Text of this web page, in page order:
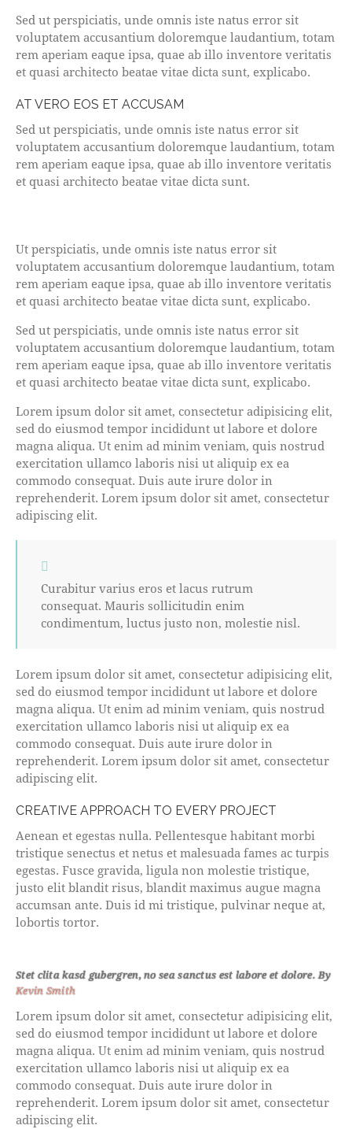
Sed ut perspiciatis, unde omnis iste natus error sit
voluptatem accusantium doloremque laudantium, totam
rem aperiam eaque ipsa, quae ab illo inventore veritatis
et quasi architecto beatae vitae dicta sunt, explicabo.
AT VERO EOS ET ACCUSAM
Sed ut perspiciatis, unde omnis iste natus error sit
voluptatem accusantium doloremque laudantium, totam
rem aperiam eaque ipsa, quae ab illo inventore veritatis
et quasi architecto beatae vitae dicta sunt.
Ut perspiciatis, unde omnis iste natus error sit
voluptatem accusantium doloremque laudantium, totam
rem aperiam eaque ipsa, quae ab illo inventore veritatis
et quasi architecto beatae vitae dicta sunt, explicabo.
Sed ut perspiciatis, unde omnis iste natus error sit
voluptatem accusantium doloremque laudantium, totam
rem aperiam eaque ipsa, quae ab illo inventore veritatis
et quasi architecto beatae vitae dicta sunt, explicabo.
Lorem ipsum dolor sit amet, consectetur adipisicing elit,
sed do eiusmod tempor incididunt ut labore et dolore
magna aliqua. Ut enim ad minim veniam, quis nostrud
exercitation ullamco laboris nisi ut aliquip ex ea
commodo consequat. Duis aute irure dolor in
reprehenderit. Lorem ipsum dolor sit amet, consectetur
adipiscing elit.
Curabitur varius eros et lacus rutrum
consequat. Mauris sollicitudin enim
condimentum, luctus justo non, molestie nisl.
Lorem ipsum dolor sit amet, consectetur adipisicing elit,
sed do eiusmod tempor incididunt ut labore et dolore
magna aliqua. Ut enim ad minim veniam, quis nostrud
exercitation ullamco laboris nisi ut aliquip ex ea
commodo consequat. Duis aute irure dolor in
reprehenderit. Lorem ipsum dolor sit amet, consectetur
adipiscing elit.
CREATIVE APPROACH TO EVERY PROJECT
Aenean et egestas nulla. Pellentesque habitant morbi
tristique senectus et netus et malesuada fames ac turpis
egestas. Fusce gravida, ligula non molestie tristique,
justo elit blandit risus, blandit maximus augue magna
accumsan ante. Duis id mi tristique, pulvinar neque at,
lobortis tortor.
Stet clita kasd gubergren, no sea sanctus est labore et dolore. By
Kevin Smith
Lorem ipsum dolor sit amet, consectetur adipisicing elit,
sed do eiusmod tempor incididunt ut labore et dolore
magna aliqua. Ut enim ad minim veniam, quis nostrud
exercitation ullamco laboris nisi ut aliquip ex ea
commodo consequat. Duis aute irure dolor in
reprehenderit. Lorem ipsum dolor sit amet, consectetur
adipiscing elit.